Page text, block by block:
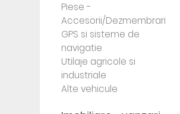
Piese -
Accesorii/Dezmembrari
GPS si sisteme de
navigatie
Utilaje agricole si
industriale
Alte vehicule